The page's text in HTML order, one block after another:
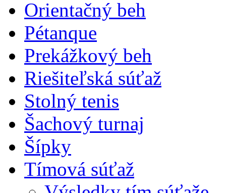
Orientačný beh
Pétanque
Prekážkový beh
Riešiteľská súťaž
Stolný tenis
Šachový turnaj
Šípky
Tímová súťaž